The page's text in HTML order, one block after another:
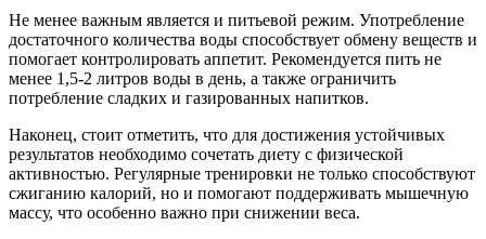
Не менее важным является и питьевой режим. Употребление
достаточного количества воды способствует обмену веществ и
помогает контролировать аппетит. Рекомендуется пить не
менее 1,5-2 литров воды в день, а также ограничить
потребление сладких и газированных напитков.
Наконец, стоит отметить, что для достижения устойчивых
результатов необходимо сочетать диету с физической
активностью. Регулярные тренировки не только способствуют
сжиганию калорий, но и помогают поддерживать мышечную
массу, что особенно важно при снижении веса.